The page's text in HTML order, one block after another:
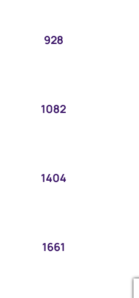
928
1082
1404
1661